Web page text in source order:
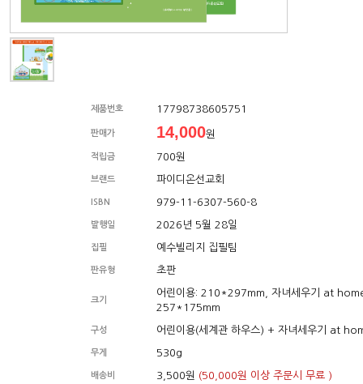
제품번호 17798738605751
판매가 14,000원
적립금 700원
브랜드 파이디온선교회
ISBN 979-11-6307-560-8
발행일 2026년 5월 28일
집필 예수빌리지 집필팀
판유형 초판
크기
어린이용: 210*297mm, 자녀세우기 at
257*175mm
구성 어린이용(세계관 하우스) + 자녀세우기 at
무게 530g
배송비 3,500원 (50,000원 이상 주문시 무료 )